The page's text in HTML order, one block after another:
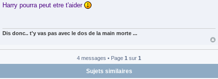
s
e
Harry pourra peut etre t'aider
Dis donc.. t'y vas pas avec le dos de la main morte ...
4 messages • Page 1 sur 1
Sujets similaires